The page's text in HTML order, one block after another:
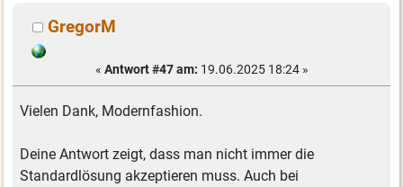
GregorM
« Antwort #47 am: 19.06.2025 18:24 »
Vielen Dank, Modernfashion.
Deine Antwort zeigt, dass man nicht immer die
Standardlösung akzeptieren muss. Auch bei